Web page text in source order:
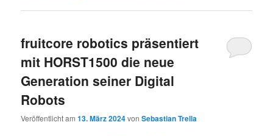
fruitcore robotics präsentiert
mit HORST1500 die neue
Generation seiner Digital
Robots
Veröffentlicht am13. März 2024vonSebastian Trella